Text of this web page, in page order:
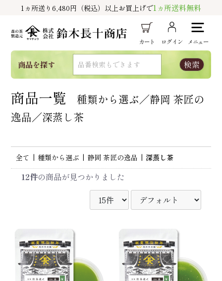
1ヵ所送り6,480円（税込）以上お買上げで1ヵ所送料無料
カート ログイン メニュー
商品を探す
商品一覧
種類から選ぶ／静岡 茶匠の
逸品／深蒸し茶
全て | 種類から選ぶ | 静岡 茶匠の逸品 | 深蒸し茶
12件の商品が見つかりました